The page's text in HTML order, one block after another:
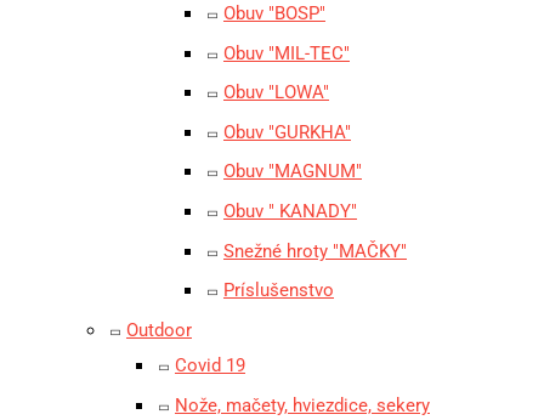
Obuv "BOSP"
Obuv "MIL-TEC"
Obuv "LOWA"
Obuv "GURKHA"
Obuv "MAGNUM"
Obuv " KANADY"
Snežné hroty "MAČKY"
Príslušenstvo
Outdoor
Covid 19
Nože, mačety, hviezdice, sekery